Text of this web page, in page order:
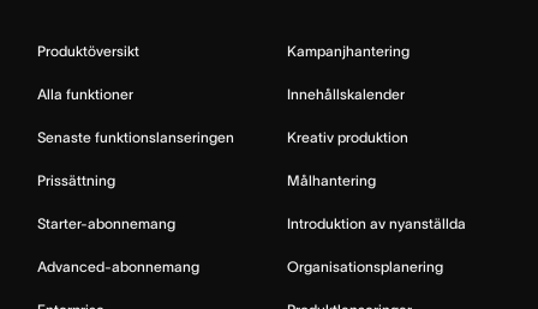
Produktöversikt
Alla funktioner
Senaste funktionslanseringen
Prissättning
Starter-abonnemang
Advanced-abonnemang
Kampanjhantering
Innehållskalender
Kreativ produktion
Målhantering
Introduktion av nyanställda
Organisationsplanering